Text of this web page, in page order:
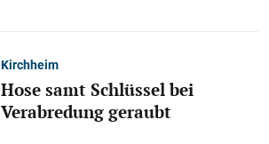
Kirchheim
Hose samt Schlüssel bei
Verabredung geraubt